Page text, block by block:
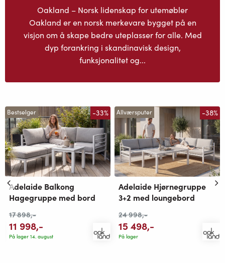
Oakland – Norsk lidenskap for utemøbler
Oakland er en norsk merkevare bygget på en
visjon om å skape bedre uteplasser for alle. Med
dyp forankring i skandinavisk design,
funksjonalitet og...
Bestselger -33%
Adelaide Balkong
Hagegruppe med bord
17 898,-
11 998,-
På lager 14. august
Allværsputer -38%
Adelaide Hjørnegruppe
3+2 med loungebord
24 998,-
15 498,-
På lager